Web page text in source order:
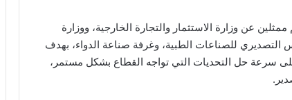
عن وزارة الاستثمار والتجارة الخارجية، ووزارة
التصديري للصناعات الطبية، وغرفة صناعة الدواء، بهدف
سرعة حل التحديات التي تواجه القطاع بشكل مستمر،
.